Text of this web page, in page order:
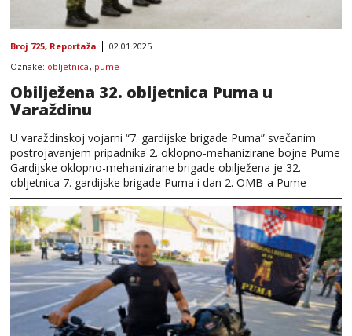
Broj 725, Reportaža
02.01.2025
Oznake: obljetnica , pume
Obilježena 32. obljetnica Puma u
Varaždinu
U varaždinskoj vojarni “7. gardijske brigade Puma” svečanim
postrojavanjem pripadnika 2. oklopno-mehanizirane bojne Pume
Gardijske oklopno-mehanizirane brigade obilježena je 32.
obljetnica 7. gardijske brigade Puma i dan 2. OMB-a Pume